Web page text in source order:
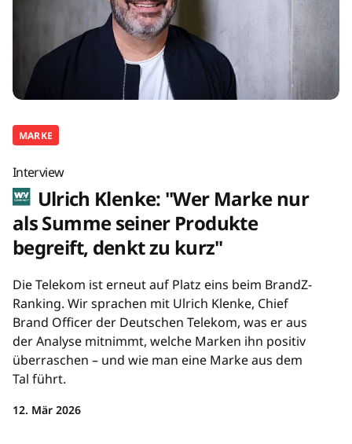
MARKE
Interview
Ulrich Klenke: "Wer Marke nur
als Summe seiner Produkte
begreift, denkt zu kurz"
Die Telekom ist erneut auf Platz eins beim BrandZ-
Ranking. Wir sprachen mit Ulrich Klenke, Chief
Brand Officer der Deutschen Telekom, was er aus
der Analyse mitnimmt, welche Marken ihn positiv
überraschen – und wie man eine Marke aus dem
Tal führt.
12. Mär 2026